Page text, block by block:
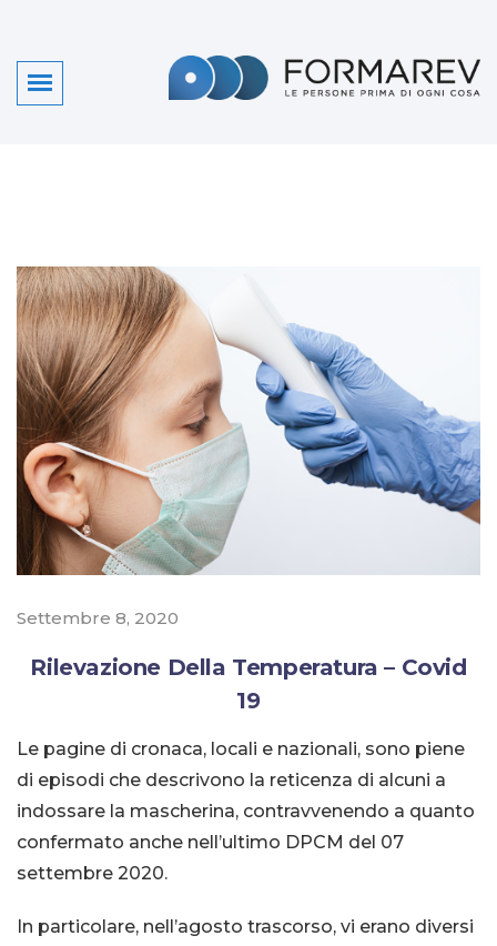
Settembre 8, 2020
Rilevazione Della Temperatura – Covid
19
Le pagine di cronaca, locali e nazionali, sono piene
di episodi che descrivono la reticenza di alcuni a
indossare la mascherina, contravvenendo a quanto
confermato anche nell’ultimo DPCM del 07
settembre 2020.
In particolare, nell’agosto trascorso, vi erano diversi